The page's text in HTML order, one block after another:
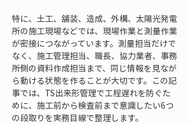
特に、土工、舗装、造成、外構、太陽光発電
所の施工現場などでは、現場作業と測量作業
が密接につながっています。測量担当だけで
なく、施工管理担当、職長、協力業者、事務
所側の資料作成担当まで、同じ情報を見なが
ら動ける状態を作ることが大切です。この記
事では、TS出来形管理で工程遅れを防ぐた
めに、施工前から検査前まで意識したい6つ
の段取りを実務目線で整理します。